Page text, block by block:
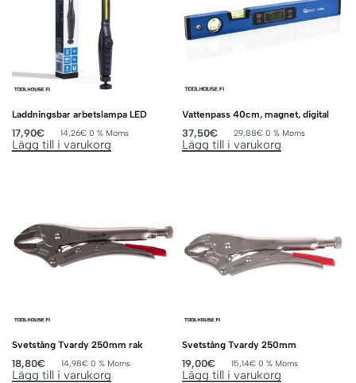
Laddningsbar arbetslampa LED
17,90€ 14,26€ 0 % Moms
Lägg till i varukorg
Vattenpass 40cm, magnet, digital
37,50€ 29,88€ 0 % Moms
Lägg till i varukorg
Svetstång Tvardy 250mm rak
18,80€ 14,98€ 0 % Moms
Lägg till i varukorg
Svetstång Tvardy 250mm
19,00€ 15,14€ 0 % Moms
Lägg till i varukorg